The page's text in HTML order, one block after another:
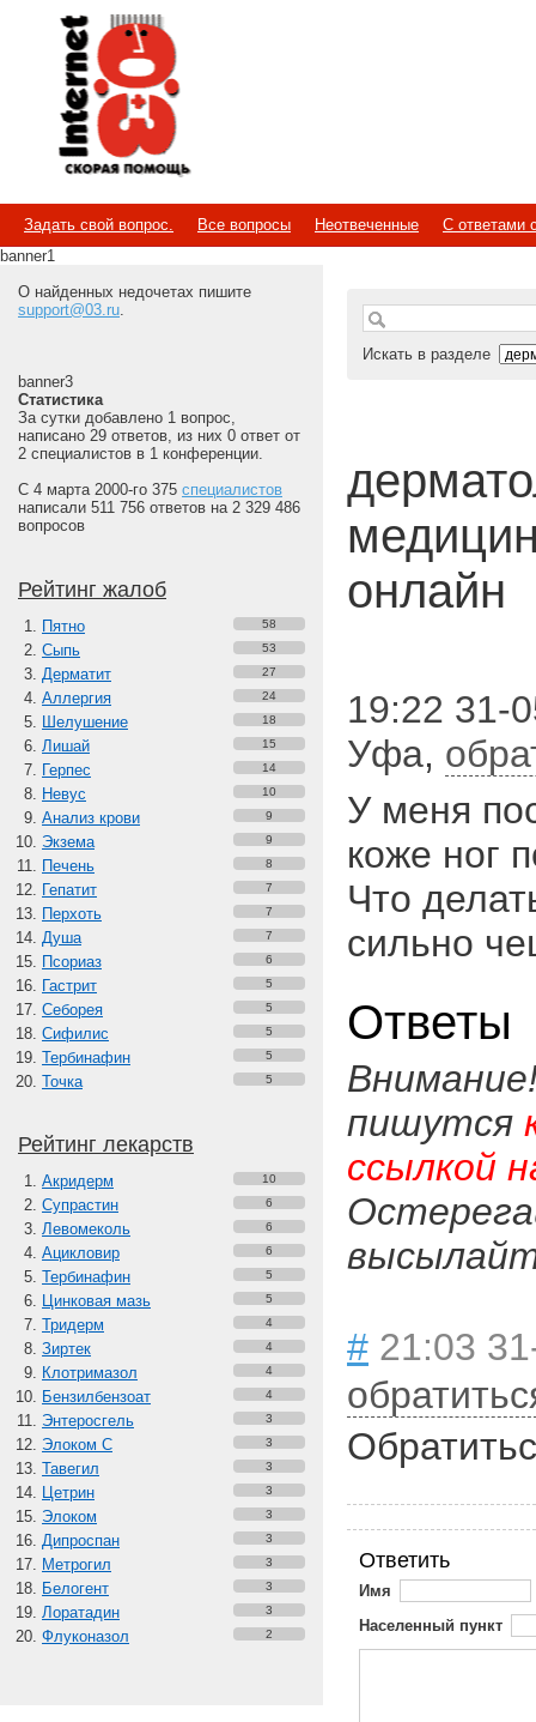
Internet
Скорая помощь
Задать свой вопрос. Все вопросы Неотвеченные
С ответами
banner1
О найденных недочетах пишите
support@03.ru.
banner3
Статистика
За сутки добавлено 1 вопрос,
написано 29 ответов, из них 0 ответ от
2 специалистов в 1 конференции.
С 4 марта 2000-го 375 специалистов
написали 511 756 ответов на 2 329 486
вопросов
Рейтинг жалоб
Пятно 58
Сыпь 53
Дерматит 27
Аллергия 24
Шелушение 18
Лишай 15
Герпес 14
Невус 10
Анализ крови 9
Экзема 9
Печень 8
Гепатит 7
Перхоть 7
Душа 7
Псориаз 6
Гастрит 5
Себорея 5
Сифилис 5
Тербинафин 5
Точка 5
Рейтинг лекарств
Акридерм 10
Супрастин 6
Левомеколь 6
Ацикловир 6
Тербинафин 5
Цинковая мазь 5
Тридерм 4
Зиртек 4
Клотримазол 4
Бензилбензоат 4
Энтеросгель 3
Элоком С 3
Тавегил 3
Цетрин 3
Элоком 3
Дипроспан 3
Метрогил 3
Белогент 3
Лоратадин 3
Флуконазол 2
Искать в разделе
онлайн
19:22 31-
Уфа,
У меня
коже ног
Что
сильно
Ответы
пишутся
ссылкой
# 21:03
Ответить
Имя
Населенный пункт